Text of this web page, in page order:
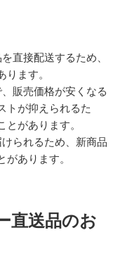
直接配送するため、
ます。
販売価格が安くなる
トが抑えられるた
があります。
られるため、新商品
あります。
直送品のお